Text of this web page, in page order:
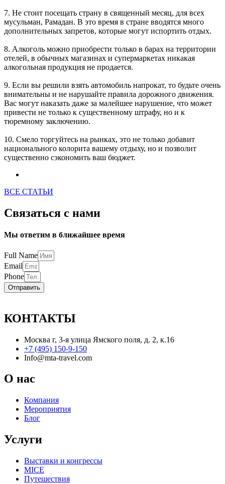
7. Не стоит посещать страну в священный месяц, для всех
мусульман, Рамадан. В это время в стране вводятся много
дополнительных запретов, которые могут испортить отдых.
8. Алкоголь можно приобрести только в барах на территории
отелей, в обычных магазинах и супермаркетах никакая
алкогольная продукция не продается.
9. Если вы решили взять автомобиль напрокат, то будьте очень
внимательны и не нарушайте правила дорожного движения.
Вас могут наказать даже за малейшее нарушение, что может
привести не только к существенному штрафу, но и к
тюремному заключению.
10. Смело торгуйтесь на рынках, это не только добавит
национального колорита вашему отдыху, но и позволит
существенно сэкономить ваш бюджет.
ВСЕ СТАТЬИ
Связаться с нами
Мы ответим в ближайшее время
Full Name
Email
Phone
Отправить
КОНТАКТЫ
Москва г, 3-я улица Ямского поля, д. 2, к.16
+7 (495) 150-9-150
Info@mta-travel.com
О нас
Компания
Мероприятия
Блог
Услуги
Выставки и конгрессы
MICE
Путешествия